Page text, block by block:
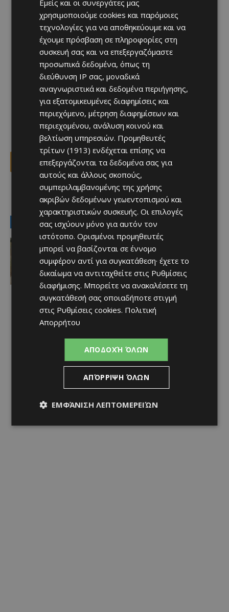
Facebook X Viber
ΚΥΠΡΟΣ
LATEST NEWS
Ειδήσεις
Ισαάκ–Σολωμού: Οδοιπορικό μνήμης
σήμερα στα οδοφράγματα της
Λευκωσίας
07/08/2026
Εμείς και οι συνεργάτες μας
χρησιμοποιούμε cookies και παρόμοιες
τεχνολογίες για να αποθηκεύουμε και να
έχουμε πρόσβαση σε πληροφορίες στη
συσκευή σας και να επεξεργαζόμαστε
προσωπικά δεδομένα, όπως τη
διεύθυνση IP σας, μοναδικά
αναγνωριστικά και δεδομένα περιήγησης,
για εξατομικευμένες διαφημίσεις και
περιεχόμενο, μέτρηση διαφημίσεων και
περιεχομένου, ανάλυση κοινού και
βελτίωση υπηρεσιών. Προμηθευτές
τρίτων (1913) ενδέχεται επίσης να
επεξεργάζονται τα δεδομένα σας για
αυτούς και άλλους σκοπούς,
συμπεριλαμβανομένης της χρήσης
ακριβών δεδομένων γεωεντοπισμού και
χαρακτηριστικών συσκευής. Οι επιλογές
σας ισχύουν μόνο για αυτόν τον
ιστότοπο. Ορισμένοι προμηθευτές
μπορεί να βασίζονται σε έννομο
συμφέρον αντί για συγκατάθεση· έχετε το
δικαίωμα να αντιταχθείτε στις Ρυθμίσεις
διαφήμισης. Μπορείτε να ανακαλέσετε τη
συγκατάθεσή σας οποιαδήποτε στιγμή
στις Ρυθμίσεις cookies. Πολιτική
Απορρήτου
ΑΠΟΔΟΧΉ ΌΛΩΝ
ΑΠΌΡΡΙΨΗ ΌΛΩΝ
ΕΜΦΆΝΙΣΗ ΛΕΠΤΟΜΕΡΕΙΏΝ